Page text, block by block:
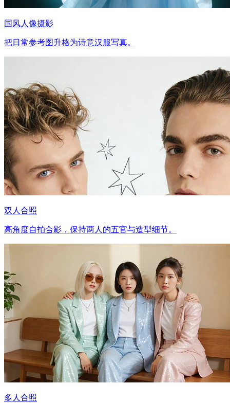
国风人像摄影
把日常参考图升格为诗意汉服写真。
双人合照
高角度自拍合影，保持两人的五官与造型细节。
多人合照